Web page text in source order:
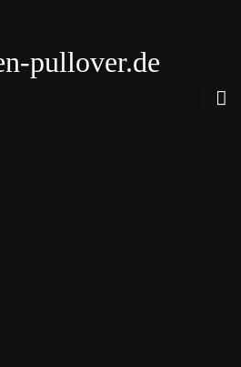
pullover.de